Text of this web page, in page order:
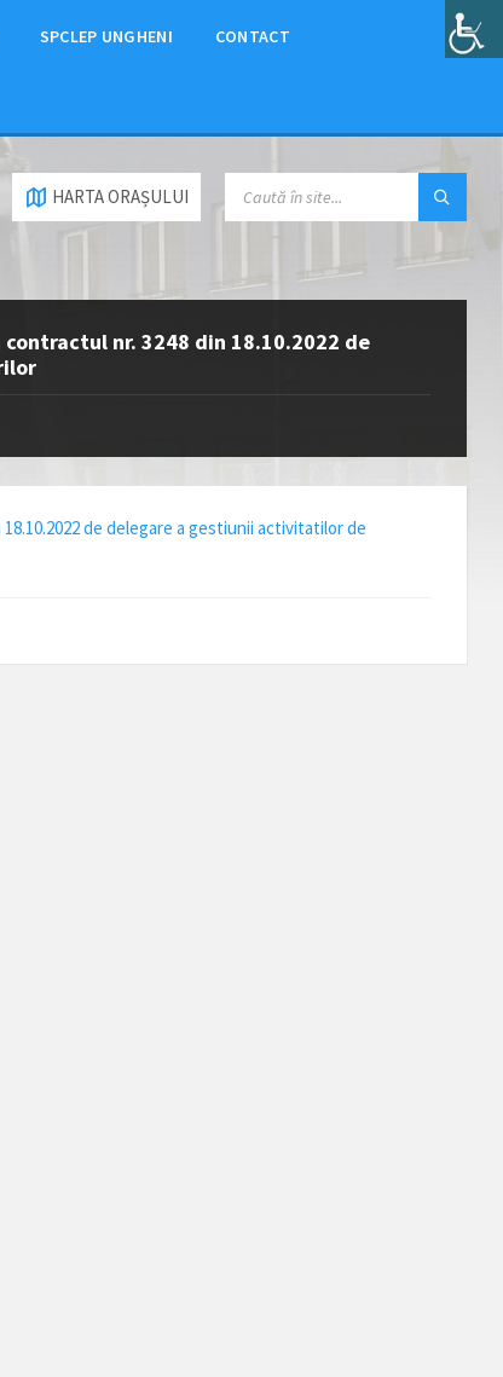
SPCLEP UNGHENI CONTACT
HARTA ORAȘULUI
nr. 3248 din 18.10.2022 de
de delegare a gestiunii activitatilor de